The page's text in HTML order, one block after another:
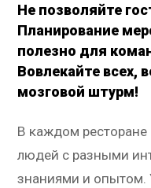
Не позволяйте
Планирование
полезно для
Вовлекайте всех,
мозговой штурм!
В каждом ресторане
людей с разными
знаниями и опытом.